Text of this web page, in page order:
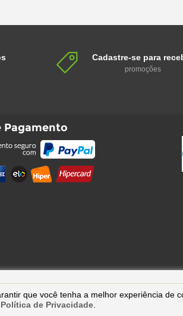
Cadastre-se para
promoções
Pagamento
que você tenha a melhor experiência de
Política de Privacidade.